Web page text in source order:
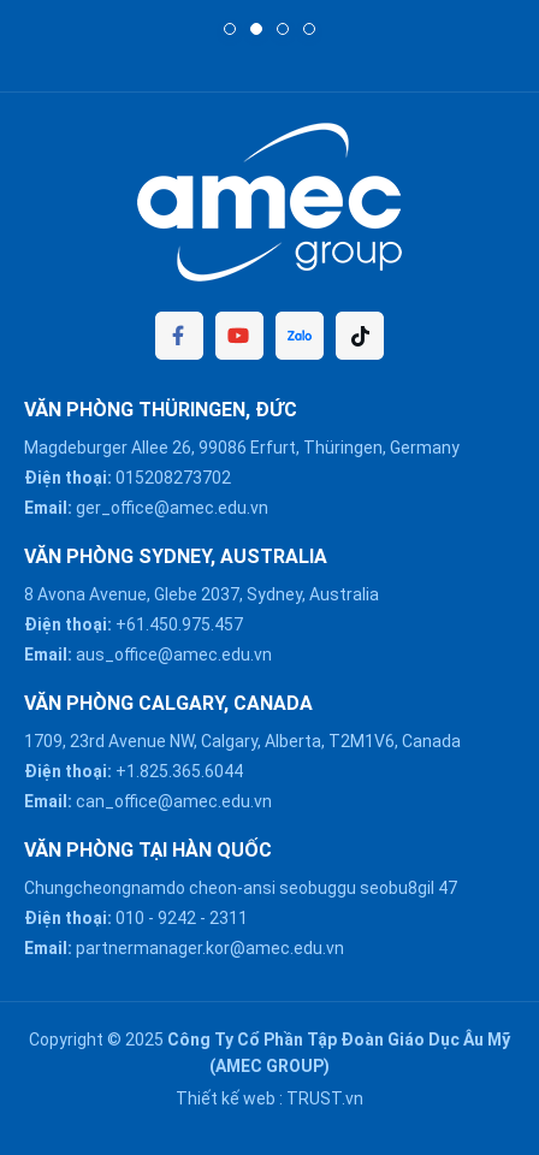
VĂN PHÒNG THÜRINGEN, ĐỨC
Magdeburger Allee 26, 99086 Erfurt, Thüringen, Germany
Điện thoại: 015208273702
Email: ger_office@amec.edu.vn
VĂN PHÒNG SYDNEY, AUSTRALIA
8 Avona Avenue, Glebe 2037, Sydney, Australia
Điện thoại: +61.450.975.457
Email: aus_office@amec.edu.vn
VĂN PHÒNG CALGARY, CANADA
1709, 23rd Avenue NW, Calgary, Alberta, T2M1V6, Canada
Điện thoại: +1.825.365.6044
Email: can_office@amec.edu.vn
VĂN PHÒNG TẠI HÀN QUỐC
Chungcheongnamdo cheon-ansi seobuggu seobu8gil 47
Điện thoại: 010 - 9242 - 2311
Email: partnermanager.kor@amec.edu.vn
Copyright © 2025 Công Ty Cổ Phần Tập Đoàn Giáo Dục Âu Mỹ
(AMEC GROUP)
Thiết kế web : TRUST.vn
HÀ NỘI :
0914863466
ĐÀ NẴNG :
0916082128
HỒ CHÍ MINH :
Chat với chúng tôi trên
Zalo